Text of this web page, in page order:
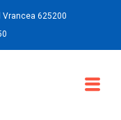
Vrancea 625200
Main